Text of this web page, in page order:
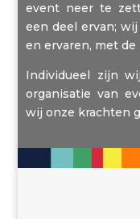
event neer te
een deel ervan;
en ervaren, met
Individueel zijn
organisatie van
wij onze krachten